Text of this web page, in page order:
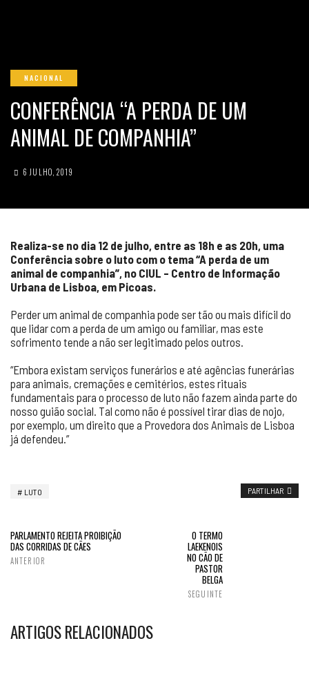
NACIONAL
CONFERÊNCIA “A PERDA DE UM
ANIMAL DE COMPANHIA”
6 JULHO, 2019
Realiza-se no dia 12 de julho, entre as 18h e as 20h, uma
Conferência sobre o luto com o tema “A perda de um
animal de companhia”, no CIUL – Centro de Informação
Urbana de Lisboa, em Picoas.
Perder um animal de companhia pode ser tão ou mais difícil do
que lidar com a perda de um amigo ou familiar, mas este
sofrimento tende a não ser legitimado pelos outros.
“Embora existam serviços funerários e até agências funerárias
para animais, cremações e cemitérios, estes rituais
fundamentais para o processo de luto não fazem ainda parte do
nosso guião social. Tal como não é possível tirar dias de nojo,
por exemplo, um direito que a Provedora dos Animais de Lisboa
já defendeu.”
LUTO PARTILHAR
PARLAMENTO REJEITA PROIBIÇÃO
DAS CORRIDAS DE CÃES
ANTERIOR
O TERMO
LAEKENOIS
NO CÃO DE
PASTOR
BELGA
SEGUINTE
ARTIGOS RELACIONADOS